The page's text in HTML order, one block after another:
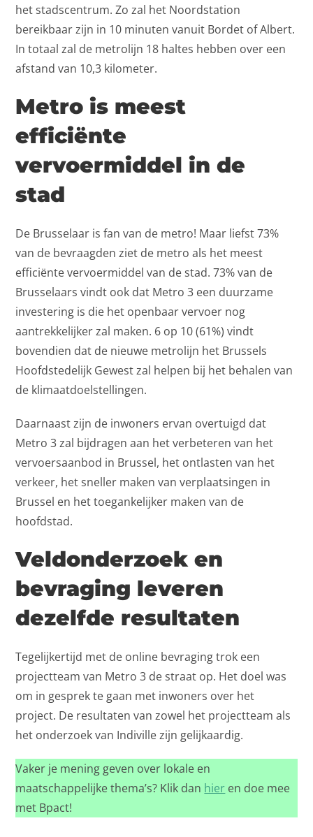
het stadscentrum. Zo zal het Noordstation
bereikbaar zijn in 10 minuten vanuit Bordet of Albert.
In totaal zal de metrolijn 18 haltes hebben over een
afstand van 10,3 kilometer.
Metro is meest
efficiënte
vervoermiddel in de
stad
De Brusselaar is fan van de metro! Maar liefst 73%
van de bevraagden ziet de metro als het meest
efficiënte vervoermiddel van de stad. 73% van de
Brusselaars vindt ook dat Metro 3 een duurzame
investering is die het openbaar vervoer nog
aantrekkelijker zal maken. 6 op 10 (61%) vindt
bovendien dat de nieuwe metrolijn het Brussels
Hoofdstedelijk Gewest zal helpen bij het behalen van
de klimaatdoelstellingen.
Daarnaast zijn de inwoners ervan overtuigd dat
Metro 3 zal bijdragen aan het verbeteren van het
vervoersaanbod in Brussel, het ontlasten van het
verkeer, het sneller maken van verplaatsingen in
Brussel en het toegankelijker maken van de
hoofdstad.
Veldonderzoek en
bevraging leveren
dezelfde resultaten
Tegelijkertijd met de online bevraging trok een
projectteam van Metro 3 de straat op. Het doel was
om in gesprek te gaan met inwoners over het
project. De resultaten van zowel het projectteam als
het onderzoek van Indiville zijn gelijkaardig.
Vaker je mening geven over lokale en
maatschappelijke thema’s? Klik dan hier en doe mee
met Bpact!